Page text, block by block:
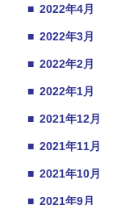
■ 2022年4月
■ 2022年3月
■ 2022年2月
■ 2022年1月
■ 2021年12月
■ 2021年11月
■ 2021年10月
■ 2021年9月